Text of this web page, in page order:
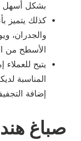
بشكل أسهل
كذلك يتميز
والجدران،
الأسطح من
يتيح للعملاء
المناسبة
إضافة
صباغ